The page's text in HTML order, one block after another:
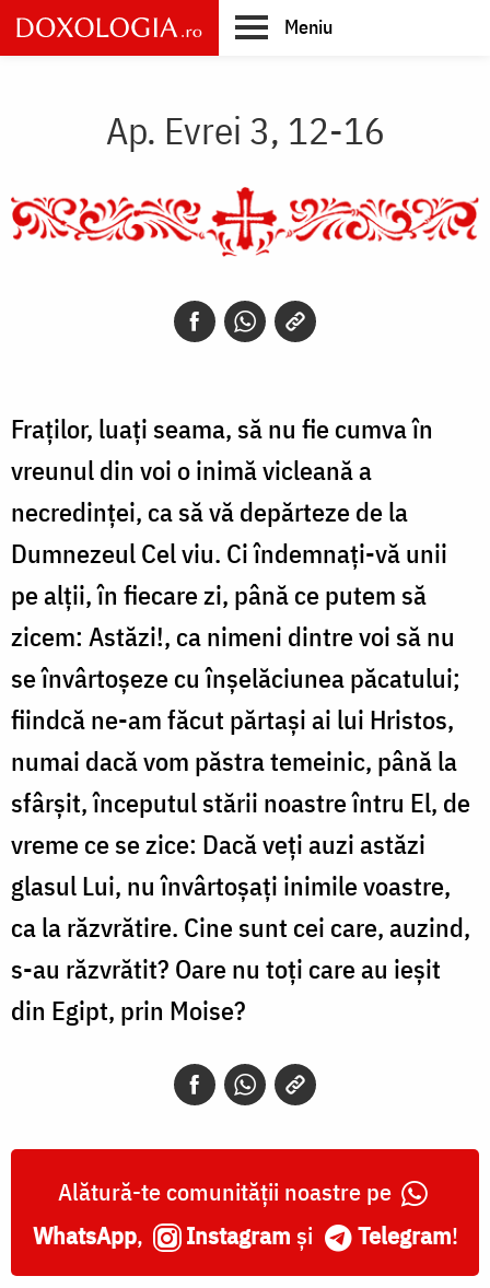
Skip
to
main
Meniu
Ap. Evrei 3, 12-16
Fraților, luați seama, să nu fie cumva în
vreunul din voi o inimă vicleană a
necredinței, ca să vă depărteze de la
Dumnezeul Cel viu. Ci îndemnați-vă unii
pe alții, în fiecare zi, până ce putem să
zicem: Astăzi!, ca nimeni dintre voi să nu
se învârtoșeze cu înșelăciunea păcatului;
fiindcă ne-am făcut părtași ai lui Hristos,
numai dacă vom păstra temeinic, până la
sfârșit, începutul stării noastre întru El, de
vreme ce se zice: Dacă veți auzi astăzi
glasul Lui, nu învârtoșați inimile voastre,
ca la răzvrătire. Cine sunt cei care, auzind,
s-au răzvrătit? Oare nu toți care au ieșit
din Egipt, prin Moise?
Alătură-te comunității noastre pe
WhatsApp, Instagram și Telegram!